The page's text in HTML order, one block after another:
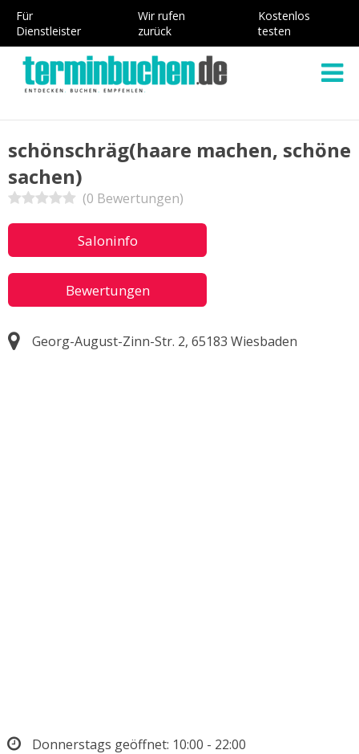
Für
Dienstleister
Wir rufen
zurück
Kostenlos
testen
schönschräg(haare machen, schöne
sachen)
(0 Bewertungen)
Saloninfo
Bewertungen
Georg-August-Zinn-Str. 2, 65183 Wiesbaden
Donnerstags geöffnet: 10:00 - 22:00